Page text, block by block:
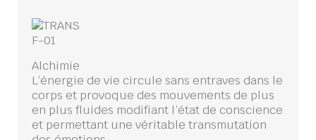
Alchimie
L’énergie de vie circule sans entraves dans le
corps et provoque des mouvements de plus
en plus fluides modifiant l’état de conscience
et permettant une véritable transmutation